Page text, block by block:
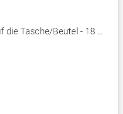
die Tasche/Beutel - 18 x